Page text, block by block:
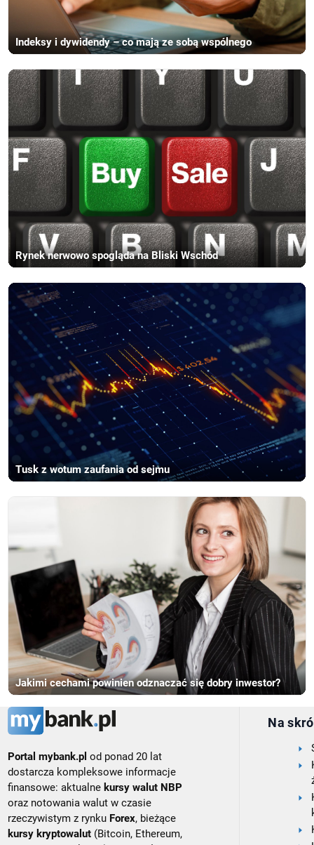
Indeksy i dywidendy – co mają ze sobą wspólnego
Rynek nerwowo spogląda na Bliski Wschód
Tusk z wotum zaufania od sejmu
Jakimi cechami powinien odznaczać się dobry inwestor?
Portal mybank.pl od ponad 20 lat
dostarcza kompleksowe informacje
finansowe: aktualne kursy walut NBP
oraz notowania walut w czasie
rzeczywistym z rynku Forex, bieżące
kursy kryptowalut (Bitcoin, Ethereum,
Na